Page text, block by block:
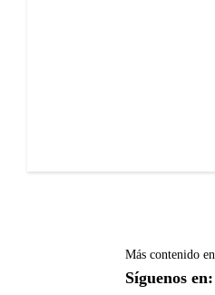
Más contenido en
Síguenos en: